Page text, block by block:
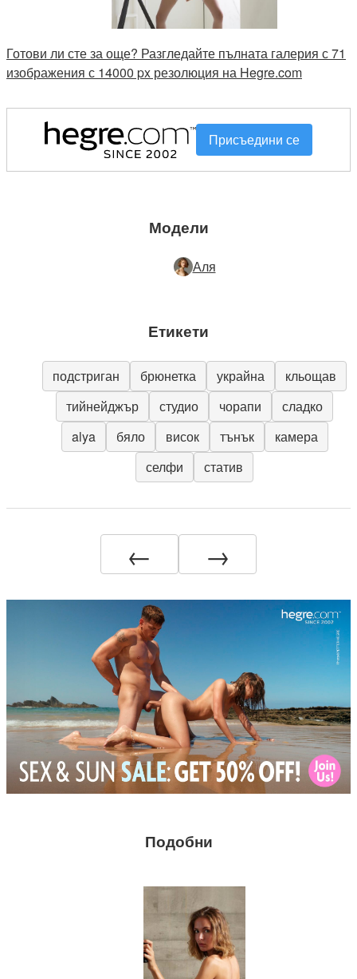
Готови ли сте за още? Разгледайте пълната галерия с 71
изображения с 14000 px резолюция на Hegre.com
Присъедини се
Модели
Аля
Етикети
подстриган брюнетка украйна
кльощав
тийнейджър
студио чорапи
сладко
alya
бяло висок тънък
камера
селфи
статив
← →
Подобни